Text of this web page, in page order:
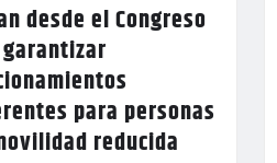
desde el Congreso
para personas
reducida